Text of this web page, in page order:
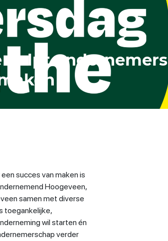
helpt ondernemers
succes van maken is
Hoogeveen,
samen met diverse
toegankelijke,
wil starten én
verder